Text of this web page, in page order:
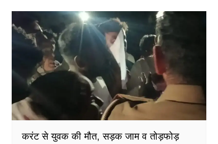
करंट से युवक की मौत, सड़क जाम व तोड़फोड़